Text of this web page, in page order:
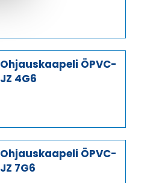
Ohjauskaapeli ÖPVC-
JZ 4G6
Ohjauskaapeli ÖPVC-
JZ 7G6